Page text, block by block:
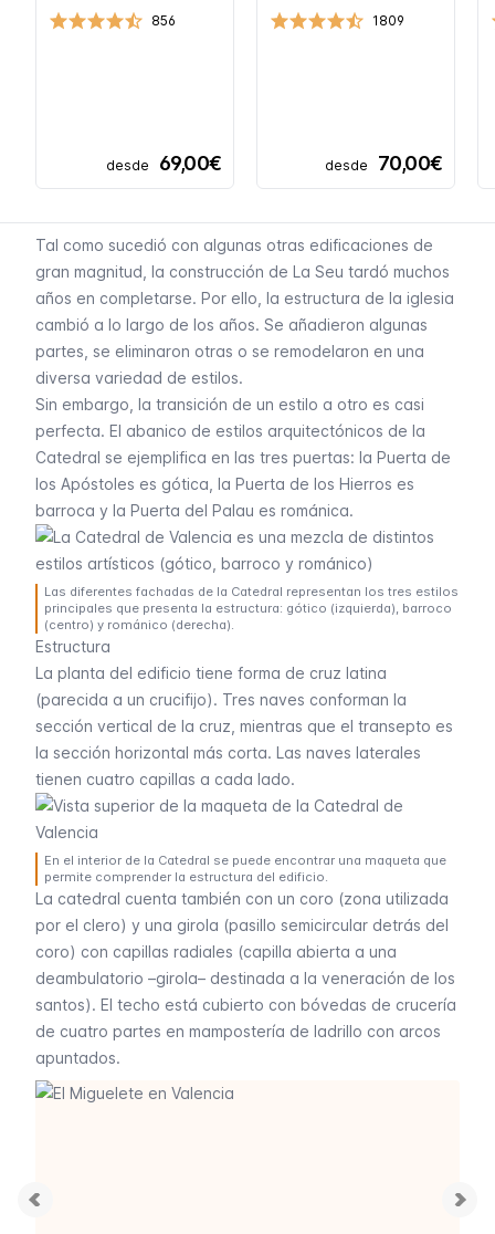
856
desde 69,00€
1809
desde 70,00€
Tal como sucedió con algunas otras edificaciones de
gran magnitud, la construcción de La Seu tardó muchos
años en completarse. Por ello, la estructura de la iglesia
cambió a lo largo de los años. Se añadieron algunas
partes, se eliminaron otras o se remodelaron en una
diversa variedad de estilos.
Sin embargo, la transición de un estilo a otro es casi
perfecta. El abanico de estilos arquitectónicos de la
Catedral se ejemplifica en las tres puertas: la Puerta de
los Apóstoles es gótica, la Puerta de los Hierros es
barroca y la Puerta del Palau es románica.
Las diferentes fachadas de la Catedral representan los tres estilos
principales que presenta la estructura: gótico (izquierda), barroco
(centro) y románico (derecha).
Estructura
La planta del edificio tiene forma de cruz latina
(parecida a un crucifijo). Tres naves conforman la
sección vertical de la cruz, mientras que el transepto es
la sección horizontal más corta. Las naves laterales
tienen cuatro capillas a cada lado.
En el interior de la Catedral se puede encontrar una maqueta que
permite comprender la estructura del edificio.
La catedral cuenta también con un coro (zona utilizada
por el clero) y una girola (pasillo semicircular detrás del
coro) con capillas radiales (capilla abierta a una
deambulatorio –girola– destinada a la veneración de los
santos). El techo está cubierto con bóvedas de crucería
de cuatro partes en mampostería de ladrillo con arcos
apuntados.